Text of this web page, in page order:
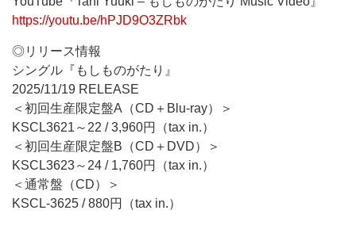
https://youtu.be/hPJD9O3ZRbk
◎リリース情報
シングル『もしものがたり』
2025/11/19 RELEASE
＜初回生産限定盤A（CD＋Blu-ray）＞
KSCL3621～22 / 3,960円（tax in.）
＜初回生産限定盤B（CD＋DVD）＞
KSCL3623～24 / 1,760円（tax in.）
＜通常盤（CD）＞
KSCL-3625 / 880円（tax in.）